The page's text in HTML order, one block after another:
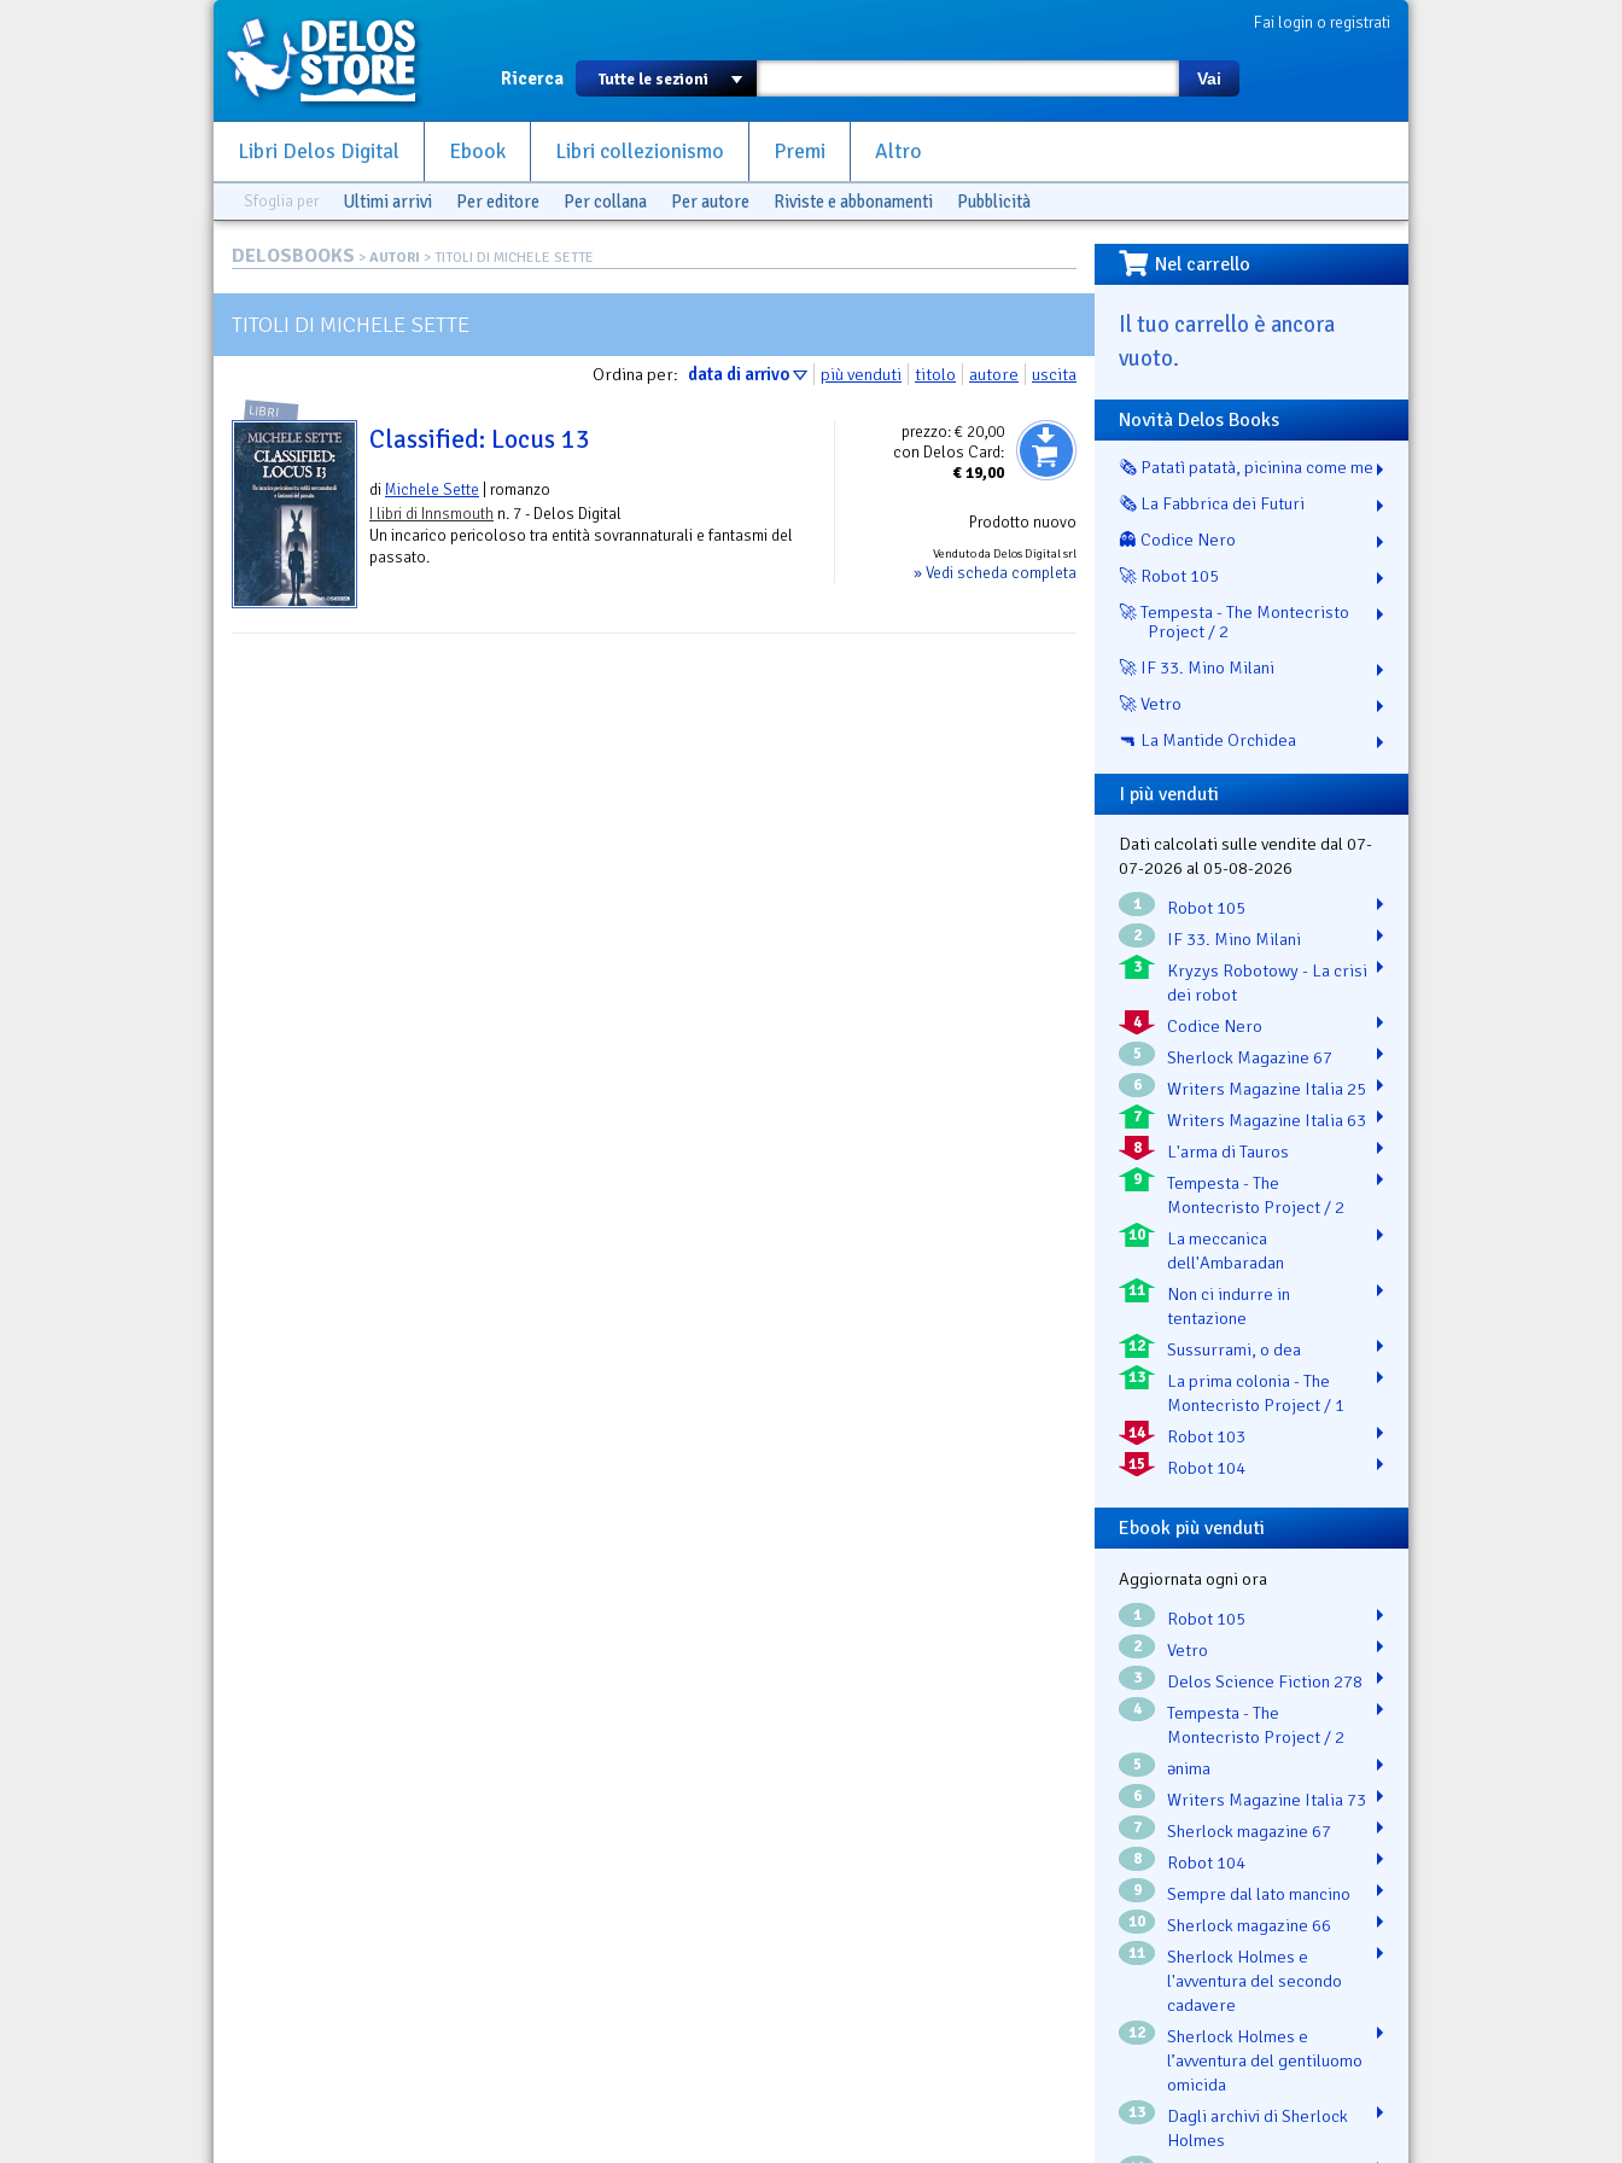
Fai login o registrati
Ricerca Vai
Libri Delos Digital Ebook Libri collezionismo Premi Altro
Sfoglia per Ultimi arrivi Per editore Per collana Per autore Riviste e abbonamenti Pubblicità
DELOSBOOKS > AUTORI > TITOLI DI MICHELE SETTE
TITOLI DI MICHELE SETTE
Ordina per: data di arrivo più venduti titolo autore uscita
prezzo:€ 20,00
con Delos Card:
€19,00
Prodotto nuovo
Venduto da Delos Digital srl
» Vedi scheda completa
LIBRI
Classified: Locus 13
di Michele Sette | romanzo
I libri di Innsmouth n. 7 - Delos Digital
Un incarico pericoloso tra entità sovrannaturali e fantasmi del
passato.
Nel carrello
Il tuo carrello è ancora
vuoto.
Novità Delos Books
🗞️ Patatì patatà, picinina come me
🗞️ La Fabbrica dei Futuri
👻 Codice Nero
🚀 Robot 105
🚀 Tempesta - The Montecristo
Project / 2
🚀 IF 33. Mino Milani
🚀 Vetro
🔫 La Mantide Orchidea
I più venduti
Dati calcolati sulle vendite dal 07-
07-2026 al 05-08-2026
1 Robot 105
2 IF 33. Mino Milani
3
Kryzys Robotowy - La crisi
dei robot
4 Codice Nero
5 Sherlock Magazine 67
6 Writers Magazine Italia 25
7 Writers Magazine Italia 63
8 L'arma di Tauros
9
Tempesta - The
Montecristo Project / 2
10
La meccanica
dell'Ambaradan
11
Non ci indurre in
tentazione
12 Sussurrami, o dea
13
La prima colonia - The
Montecristo Project / 1
14 Robot 103
15 Robot 104
Ebook più venduti
Aggiornata ogni ora
1 Robot 105
2 Vetro
3 Delos Science Fiction 278
4
Tempesta - The
Montecristo Project / 2
5 ənima
6 Writers Magazine Italia 73
7 Sherlock magazine 67
8 Robot 104
9 Sempre dal lato mancino
10 Sherlock magazine 66
11
Sherlock Holmes e
l'avventura del secondo
cadavere
12
Sherlock Holmes e
l’avventura del gentiluomo
omicida
13
Dagli archivi di Sherlock
Holmes